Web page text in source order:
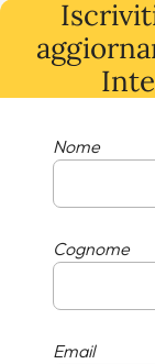
Nome
Cognome
Email